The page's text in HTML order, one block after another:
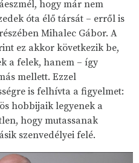
hogy már nem
óta élő társát – erről is
Mihalec Gábor. A
ez akkor következik be,
a felek, hanem – így
mellett. Ezzel
is felhívta a figyelmet:
hobbijaik legyenek a
hogy mutassanak
szenvedélyei felé.